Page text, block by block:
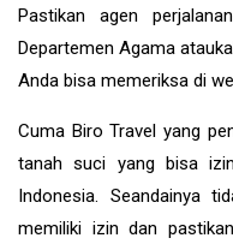
Pastikan agen
Departemen Agama
Anda bisa memeriksa di
Cuma Biro Travel yang
tanah suci yang bisa
Indonesia. Seandainya
memiliki izin dan